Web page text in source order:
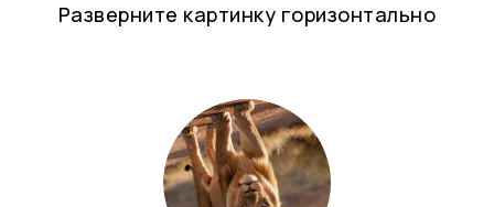
Разверните картинку горизонтально